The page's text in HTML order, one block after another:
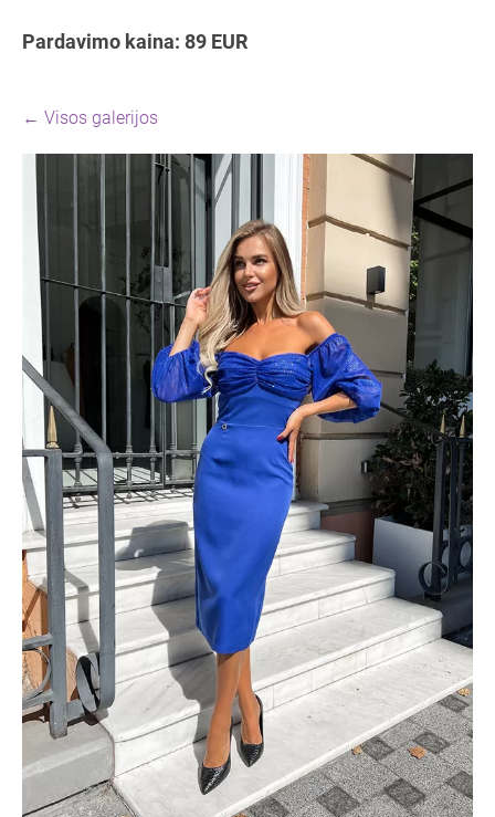
Pardavimo kaina: 89 EUR
Visos galerijos